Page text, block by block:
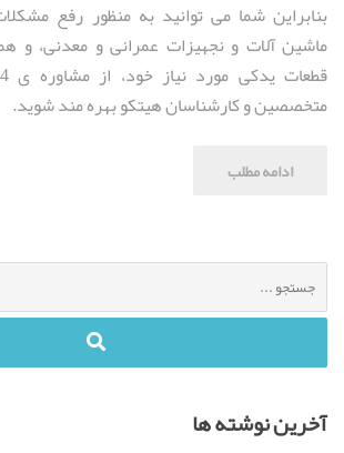
بنابراین شما می توانید به منظور رفع
ماشین آلات و نجهیزات عمرانی و معدنی، و
متخصصین و کارشناسان هیتکو بهره مند شوید.
ادامه مطلب
جستجو
برای
:
آخرین نوشته ها